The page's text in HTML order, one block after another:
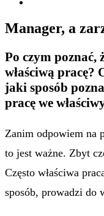
Manager, a
Po czym poznać,
właściwą pracę?
jaki sposób
pracę we
Zanim odpowiem na
to jest ważne. Zbyt
Często właściwa
sposób, prowadzi do